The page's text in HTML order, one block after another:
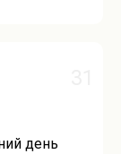
день